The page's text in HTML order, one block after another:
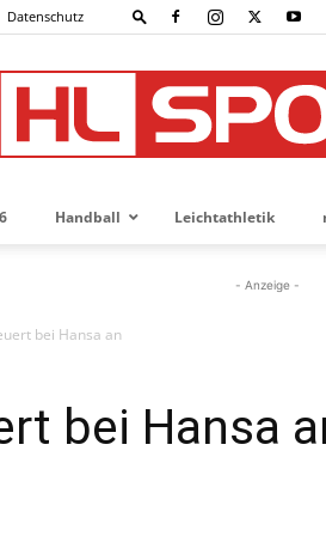
Datenschutz
Handball Leichtathletik
- Anzeige -
bei Hansa an
bei Hansa